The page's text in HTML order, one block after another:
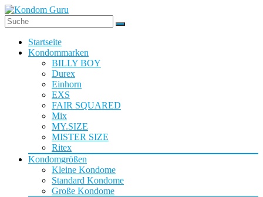
Startseite
Kondommarken
BILLY BOY
Durex
Einhorn
EXS
FAIR SQUARED
Mix
MY.SIZE
MISTER SIZE
Ritex
Kondomgrößen
Kleine Kondome
Standard Kondome
Große Kondome